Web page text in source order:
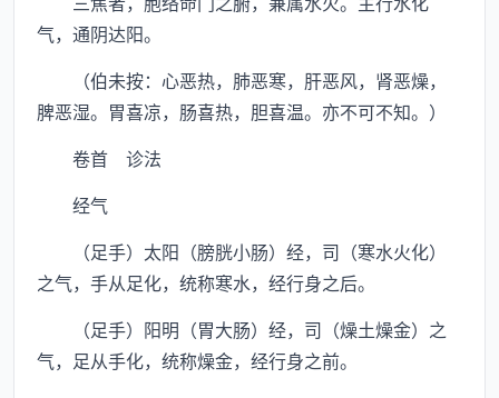
气，通阴达阳。
（伯未按：心恶热，肺恶寒，肝恶风，肾恶燥，
脾恶湿。胃喜凉，肠喜热，胆喜温。亦不可不知。）
卷首 诊法
经气
（足手）太阳（膀胱小肠）经，司（寒水火化）
之气，手从足化，统称寒水，经行身之后。
（足手）阳明（胃大肠）经，司（燥土燥金）之
气，足从手化，统称燥金，经行身之前。